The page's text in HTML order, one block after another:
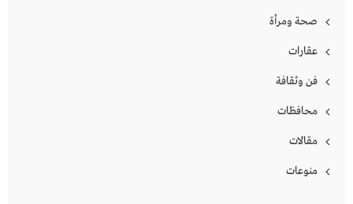
صحة ومرأة
عقارات
فن وثقافة
محافظات
مقالات
منوعات